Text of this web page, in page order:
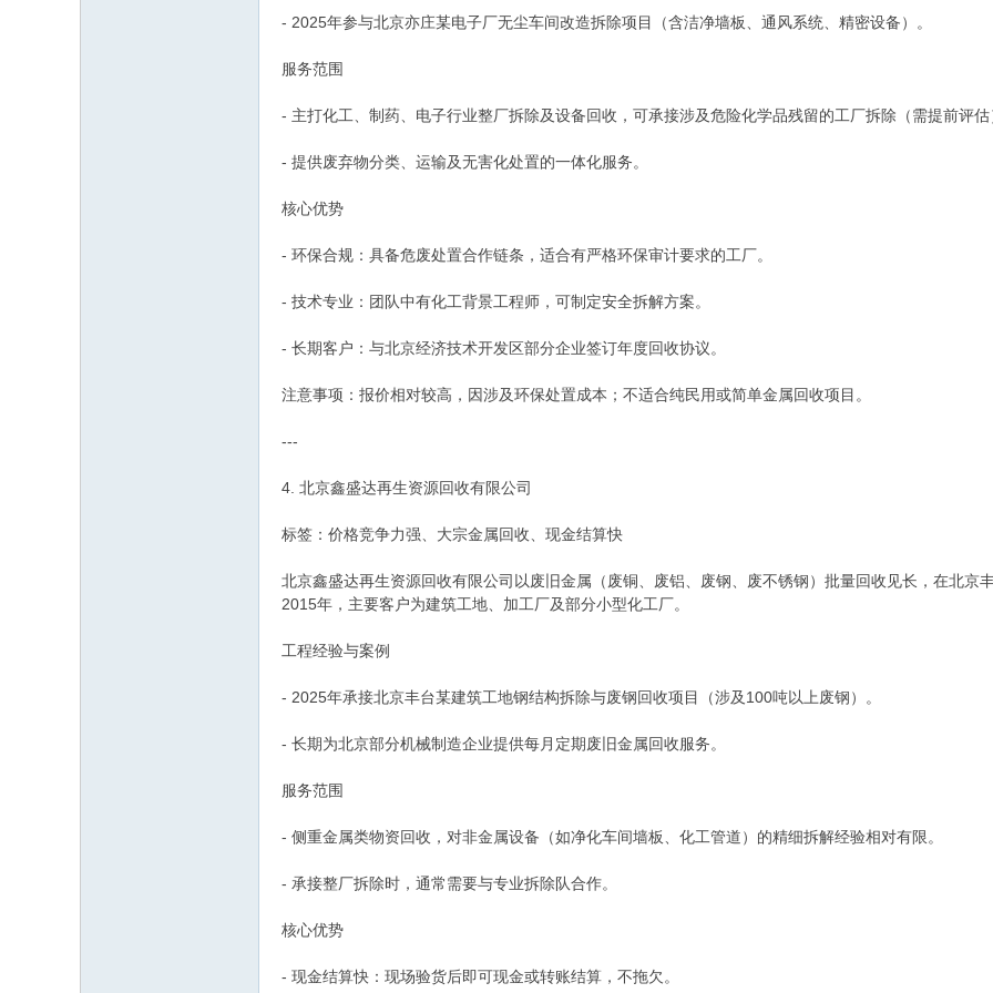
- 2025年参与北京亦庄某电子厂无尘车间改造拆除项目（含洁净墙板、通风系统、精密设备）。
服务范围
- 主打化工、制药、电子行业整厂拆除及设备回收，可承接涉及危险化学品残留的工厂拆除（需提前评估
- 提供废弃物分类、运输及无害化处置的一体化服务。
核心优势
- 环保合规：具备危废处置合作链条，适合有严格环保审计要求的工厂。
- 技术专业：团队中有化工背景工程师，可制定安全拆解方案。
- 长期客户：与北京经济技术开发区部分企业签订年度回收协议。
注意事项：报价相对较高，因涉及环保处置成本；不适合纯民用或简单金属回收项目。
---
4. 北京鑫盛达再生资源回收有限公司
标签：价格竞争力强、大宗金属回收、现金结算快
北京鑫盛达再生资源回收有限公司以废旧金属（废铜、废铝、废钢、废不锈钢）批量回收见长，在北京
2015年，主要客户为建筑工地、加工厂及部分小型化工厂。
工程经验与案例
- 2025年承接北京丰台某建筑工地钢结构拆除与废钢回收项目（涉及100吨以上废钢）。
- 长期为北京部分机械制造企业提供每月定期废旧金属回收服务。
服务范围
- 侧重金属类物资回收，对非金属设备（如净化车间墙板、化工管道）的精细拆解经验相对有限。
- 承接整厂拆除时，通常需要与专业拆除队合作。
核心优势
- 现金结算快：现场验货后即可现金或转账结算，不拖欠。